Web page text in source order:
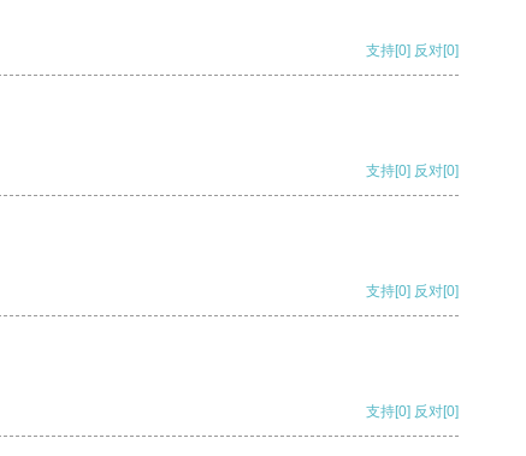
支持[0] 反对[0]
支持[0] 反对[0]
支持[0] 反对[0]
支持[0] 反对[0]